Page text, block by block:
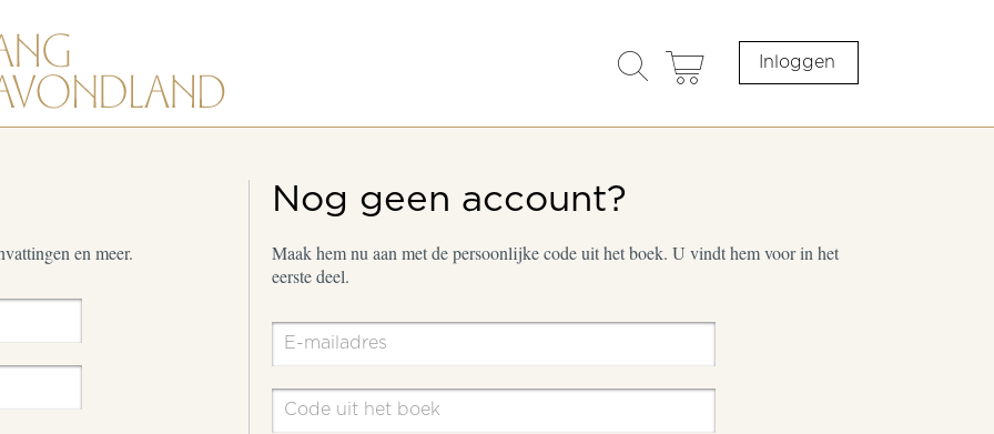
search
opener
cart Inloggen
en meer.
Nog geen account?
Maak hem nu aan met de persoonlijke code uit het boek. U vindt hem voor in het
eerste deel.